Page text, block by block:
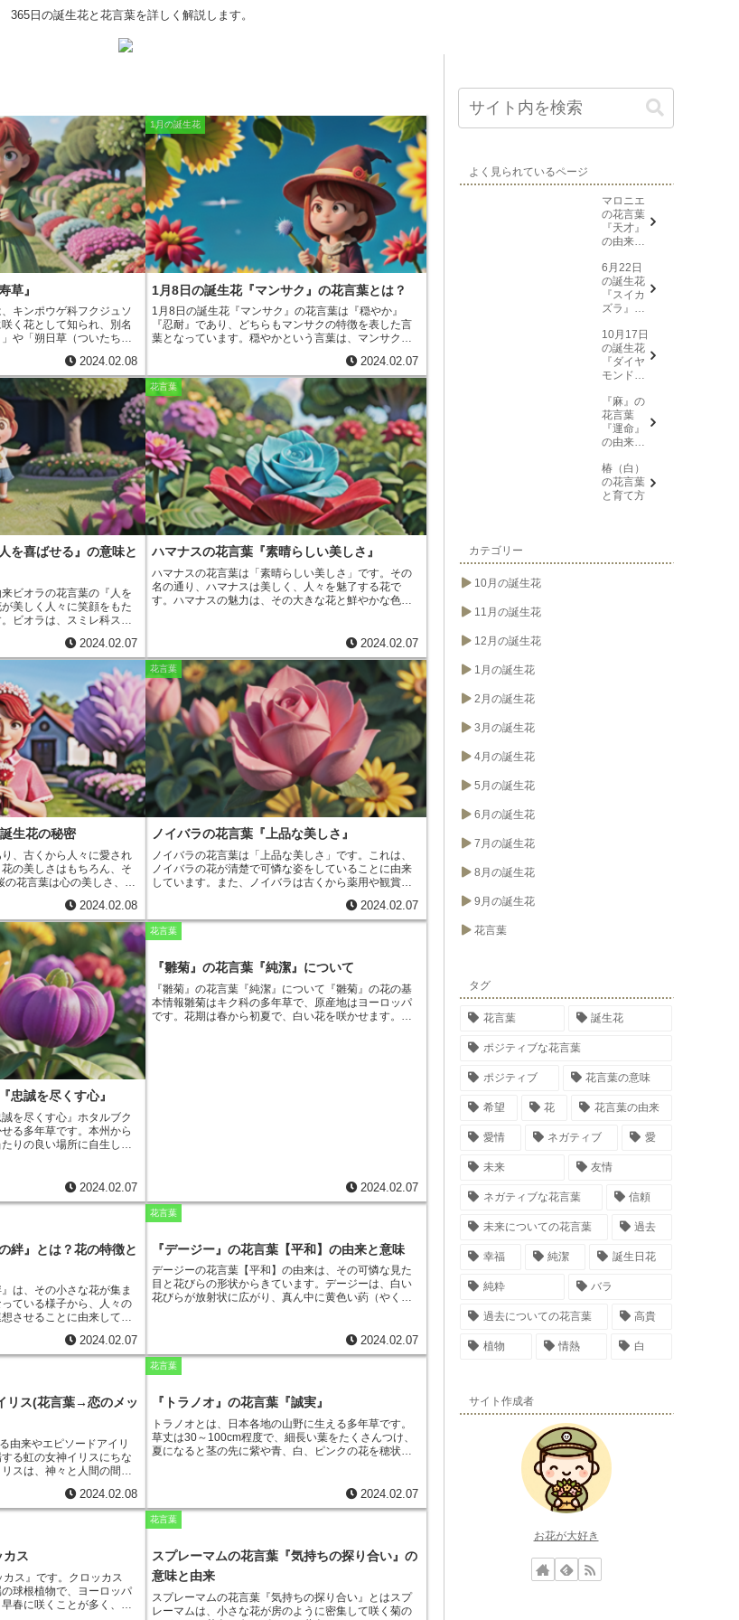
365日の誕生花と花言葉を詳しく解説します。
草』
キンポウゲ科フクジュソ
く花として知られ、別名
や「朔日草（ついたちそ
、日当たりの良い林縁や草
の草丈は、10～20cmほど
に広がる根生葉で、形は
います。花期は、1～3月
数個ずつ咲きます。花弁
。花弁の縁は、波打って
たりします。【福寿草の
、福を招く縁起の良い草
また、早春に咲くことか
されています。福寿草
朝鮮半島にも分布してい
迎春花（げいしゅん
花として親しまれていま
草の花言葉は、「幸福」
れは、早春に咲く花である
を祝う花とされているこ
く花という花言葉も付け
2024.02.08
1月の誕生花
1月8日の誕生花『マンサク』の花言葉とは？
1月8日の誕生花『マンサク』の花言葉は『穏やか』
『忍耐』であり、どちらもマンサクの特徴を表した言
葉となっています。穏やかという言葉は、マンサクの
耐という言葉は、マンサクが冬の寒い時期に花を咲か
せることに由来します。マンサクの花は、春を告げる
花として知られており、その花言葉は縁起が良いとさ
れています。マンサクの花言葉は、忍耐と穏やかさを
象徴している花です。
2024.02.07
を喜ばせる』の意味と
ビオラの花言葉の『人を
美しく人々に笑顔をもた
ビオラは、スミレ科スミ
ピンクなど豊富で、花期
、花壇やプランターで栽
ニングの人気者です。ビ
Viola』に由来します。
意味する言葉であり、ビオ
ることに由来していま
まれてきた花であり、花
す。ビオラの花言葉は、
『無邪気』『誠実』『信
の花言葉は、ビオラの花
すこと、そしてビオラの
ことに由来しています。
2024.02.07
花言葉
ハマナスの花言葉『素晴らしい美しさ』
ハマナスの花言葉は「素晴らしい美しさ」です。その
名の通り、ハマナスは美しく、人々を魅了する花で
す。ハマナスの魅力は、その大きな花と鮮やかな色に
ハマナスの花
は、6～7月頃に咲きます。ハマナスは、海岸や河口な
どの砂地に生息しています。日本全国に分布してお
り、特に北海道や東北地方に多く見られます。ハマナ
スは、丈夫な植物で、比較的育てやすいです。日当た
りと水はけのよい場所を好みます。肥料は、あまり与
えすぎないように注意します。ハマナスは、観賞用と
してだけでなく、薬用や食用としても利用されます。
ハマナスの実は、ビタミンCが豊富に含まれており、
風邪予防や美肌効果があると言われています。また、
ハマナスの実は、ジャムやジュースなどに加工して食
べることができます。
2024.02.07
生花の秘密
、古くから人々に愛され
の美しさはもちろん、そ
の花言葉は心の美しさ、精
は、春になると一斉に花を
せてくれます。その花
まざまな色があり、どれ
花は、とても香がよいの
々をリラックスさせ、心
は、日本の国花であり、4
。4月1日は、桜が満開を
愛でながら誕生日をお祝
日本人の心に深く根付い
日本人の美意識を象徴し
2024.02.08
花言葉
ノイバラの花言葉『上品な美しさ』
ノイバラの花言葉は「上品な美しさ」です。これは、
ノイバラの花が清楚で可憐な姿をしていることに由来
しています。また、ノイバラは古くから薬用や観賞用
の花言葉も持っています。ノイバラは、ヨーロッパ原
産のバラの一種です。日本には古くから渡来してお
り、各地の野山に自生しています。ノイバラの花は5～
があり、花弁は5枚です。ノイバラの実は秋になると赤
く熟し、食用や薬用として利用されます。
花言葉「上品な美しさ」は、その清楚で可憐な姿に由
来しています。ノイバラは古くから薬用や観賞用に栽
培されてきたことから、「健康」や「繁栄」などの花
2024.02.07
忠誠を尽くす心』
を尽くす心』ホタルブク
る多年草です。本州から
りの良い場所に自生して
す。花冠は鐘形で、先は5
一般的ですが、白色やピ
が提灯に似ていることか
れていた「ホタルブク
ます。また、ホタルブク
れていることから、その
す。ホタルブクロは、花
す。これは、ホタルブク
ことから、謙虚な心を表
。また、ホタルブクロ
とから、忍耐強さを表して
2024.02.07
花言葉
『雛菊』の花言葉『純潔』について
『雛菊』の花言葉『純潔』について『雛菊』の花の基
本情報雛菊はキク科の多年草で、原産地はヨーロッパ
です。花期は春から初夏で、白い花を咲かせます。花
2024.02.07
絆』とは？花の特徴と
』は、その小さな花が集ま
ている様子から、人々の
させることに由来してい
「不変の愛」という花
クは、ヨーロッパ原産の
花を咲かせます。花色
りの強い花としても知られ
わやかな香りが特徴で
2024.02.07
花言葉
『デージー』の花言葉【平和】の由来と意味
デージーの花言葉【平和】の由来は、その可憐な見た
目と花びらの形状からきています。デージーは、白い
花びらが放射状に広がり、真ん中に黄色い葯（やく）
【平和】になったと言われています。また、デージー
は、ヨーロッパでは古くから「愛の告白の花」として
親しまれてきました。そのことから、デージーには
【無邪気】や【純粋】という花言葉もあります。
2024.02.07
リス(花言葉→恋のメッ
由来やエピソードアイリ
る虹の女神イリスにちな
スは、神々と人間の間を
恋のメッセージ」や「吉
イリスには「剣」という
イリスの葉っぱが剣に似
ると信じられてきまし
リスを飾る習慣がありま
形が美しいことから、観
。また、アイリスは、花
な場所に植え付けること
2024.02.08
花言葉
『トラノオ』の花言葉『誠実』
トラノオとは、日本各地の山野に生える多年草です。
草丈は30～100cm程度で、細長い葉をたくさんつけ、
夏になると茎の先に紫や青、白、ピンクの花を穂状に
などでよく栽培されています。また、漢方薬としても
用いられ、胃腸の不調や熱を冷ます効果があるといわ
れています。
トラの尾に似ていることに由来しています。漢字では
「虎の尾（とらのしっぽ）」と書きます。トラノオ
は、全国に広く分布しており、北海道から九州まで、
山野や林縁、道端など、日当たりの良い場所に生息し
の良い場所を好むので、庭や公園などの日当たりの良
い場所に植えると良いでしょう。水やりは、土の表面
2024.02.07
カス
カス』です。クロッカス
球根植物で、ヨーロッパ
春に咲くことが多く、
花言葉
スプレーマムの花言葉『気持ちの探り合い』の
意味と由来
スプレーマムの花言葉『気持ちの探り合い』とは スプ
レーマムは、小さな花が房のように密集して咲く菊の
よく見られているページ
マロニエ
の花言葉
『天才』
の由来と
6月22日
の誕生花
『スイカ
ズラ』花
来
10月17日
の誕生花
『ダイヤ
モンドリ
葉→また
会う日を
楽しみ
に、忍
り娘)』に
ついて
『麻』の
花言葉
『運命』
の由来と
椿（白）
の花言葉
と育て方
カテゴリー
10月の誕生花
11月の誕生花
12月の誕生花
1月の誕生花
2月の誕生花
3月の誕生花
4月の誕生花
5月の誕生花
6月の誕生花
7月の誕生花
8月の誕生花
9月の誕生花
花言葉
タグ
花言葉 誕生花
ポジティブな花言葉
ポジティブ 花言葉の意味
希望 花 花言葉の由来
愛情 ネガティブ 愛
未来 友情
ネガティブな花言葉 信頼
未来についての花言葉 過去
幸福 純潔 誕生日花
純粋 バラ
過去についての花言葉 高貴
植物 情熱 白
サイト作成者
お花が大好き